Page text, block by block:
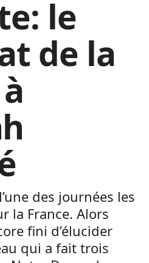
le
de la
des journées les
la France. Alors
fini d’élucider
qui a fait trois